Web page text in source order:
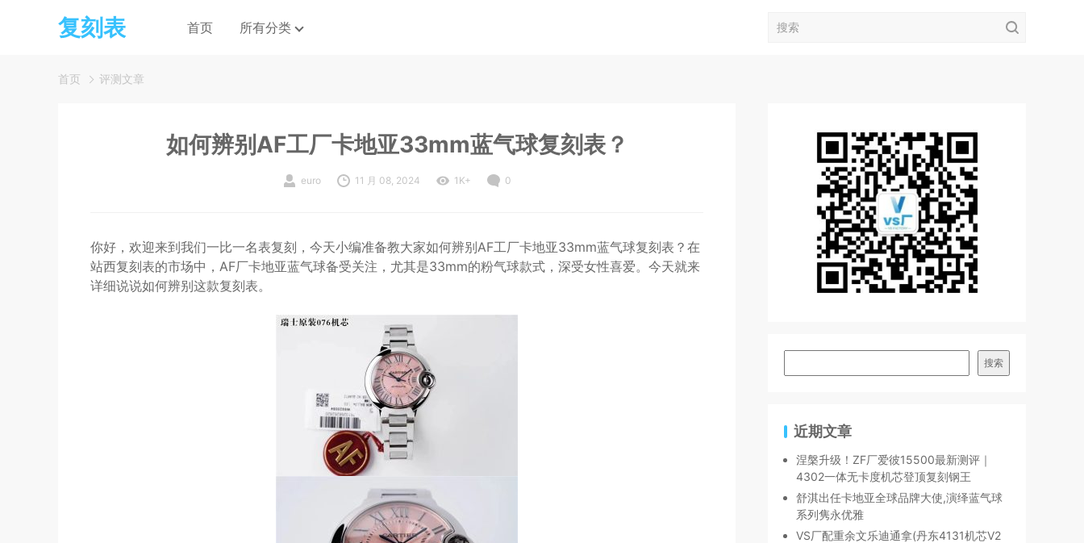
复刻表 首页 所有分类
首页 评测文章
如何辨别AF工厂卡地亚33mm蓝气球复刻表？
euro 11 月 08, 2024 1K+ 0
你好，欢迎来到我们一比一名表复刻，今天小编准备教大家如何辨别AF工厂卡地亚33mm蓝气球复刻表？在
站西复刻表的市场中，AF厂卡地亚蓝气球备受关注，尤其是33mm的粉气球款式，深受女性喜爱。今天就来
详细说说如何辨别这款复刻表。
搜索
近期文章
涅槃升级！ZF厂爱彼15500最新测评｜
4302一体无卡度机芯登顶复刻钢王
舒淇出任卡地亚全球品牌大使,演绎蓝气球
系列隽永优雅
VS厂配重余文乐迪通拿(丹东4131机芯V2